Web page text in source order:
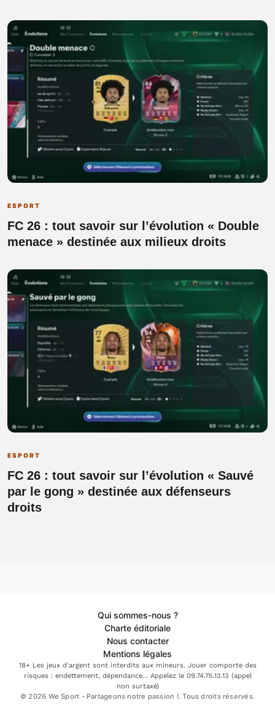
ESPORT
FC 26 : tout savoir sur l’évolution « Double
menace » destinée aux milieux droits
ESPORT
FC 26 : tout savoir sur l’évolution « Sauvé
par le gong » destinée aux défenseurs
droits
Qui sommes-nous ?
Charte éditoriale
Nous contacter
Mentions légales
18+ Les jeux d'argent sont interdits aux mineurs. Jouer comporte des
risques : endettement, dépendance... Appelez le 09.74.75.13.13 (appel
non surtaxé)
© 2026 We Sport - Partageons notre passion !. Tous droits réservés.